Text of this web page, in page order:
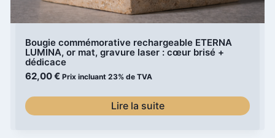
Bougie commémorative rechargeable ETERNA
LUMINA, or mat, gravure laser : cœur brisé +
dédicace
62,00€ Prix incluant 23% de TVA
Lire la suite